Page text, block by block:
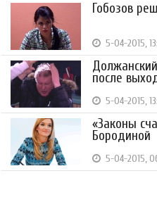
Гобозов
5-04-2015,
после
5-04-2015,
«Законы
Бородиной
5-04-2015,